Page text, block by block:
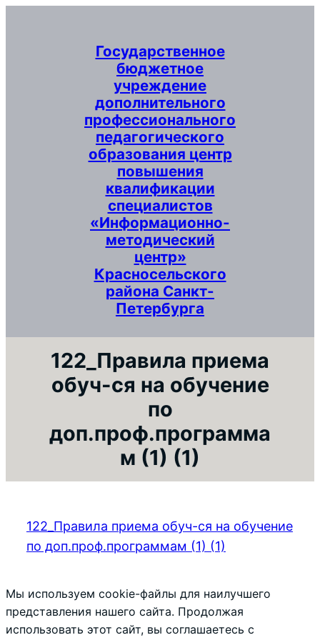
Государственное
бюджетное
учреждение
дополнительного
профессионального
педагогического
образования центр
повышения
квалификации
специалистов
«Информационно-
методический
центр»
Красносельского
района Санкт-
Петербурга
122_Правила приема
обуч-ся на обучение
по
доп.проф.программа
м (1) (1)
122_Правила приема обуч-ся на обучение
по доп.проф.программам (1) (1)
Мы используем cookie-файлы для наилучшего
представления нашего сайта. Продолжая
использовать этот сайт, вы соглашаетесь с